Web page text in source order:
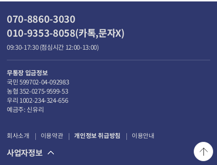
회사소개 이용약관 개인정보 취급방침 이용안내
사업자정보
070-8860-3030
010-9353-8058(카톡,문자X)
09:30-17:30 (점심시간 12:00-13:00)
무통장 입금정보
국민 599702-04-092983
농협 352-0275-9599-53
우리 1002-234-324-656
예금주: 신유리